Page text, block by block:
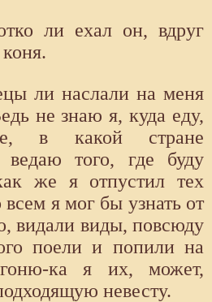
ли ехал он, вдруг
ли наслали на меня
не знаю я, куда еду,
в какой стране
того, где буду
же я отпустил тех
я мог бы узнать от
видали виды, повсюду
поели и попили на
ка я их, может,
невесту.